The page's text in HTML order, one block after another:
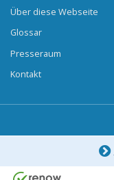
Über diese Webseite
Glossar
Presseraum
Kontakt